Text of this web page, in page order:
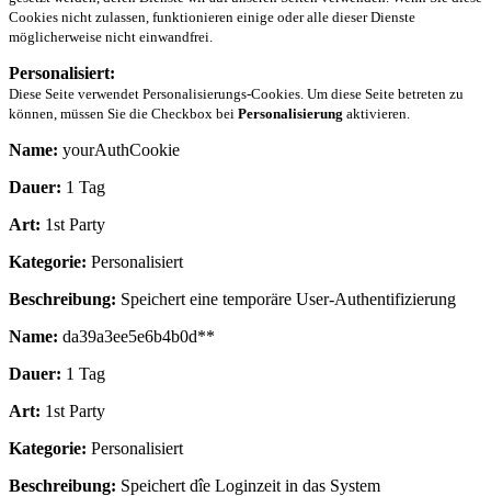
Cookies nicht zulassen, funktionieren einige oder alle dieser Dienste
möglicherweise nicht einwandfrei.
Personalisiert:
Diese Seite verwendet Personalisierungs-Cookies. Um diese Seite betreten zu
können, müssen Sie die Checkbox bei Personalisierung aktivieren.
Name: yourAuthCookie
Dauer: 1 Tag
Art: 1st Party
Kategorie: Personalisiert
Beschreibung: Speichert eine temporäre User-Authentifizierung
Name: da39a3ee5e6b4b0d**
Dauer: 1 Tag
Art: 1st Party
Kategorie: Personalisiert
Beschreibung: Speichert dîe Loginzeit in das System